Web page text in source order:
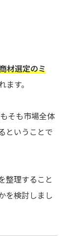
材選定のミ
ます。
そも市場全体
ということで
整理すること
を検討しまし